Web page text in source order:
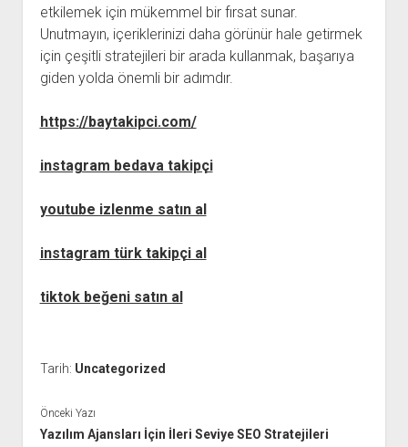
etkilemek için mükemmel bir fırsat sunar.
Unutmayın, içeriklerinizi daha görünür hale getirmek
için çeşitli stratejileri bir arada kullanmak, başarıya
giden yolda önemli bir adımdır.
https://baytakipci.com/
instagram bedava takipçi
youtube izlenme satın al
instagram türk takipçi al
tiktok beğeni satın al
Tarih: Uncategorized
Önceki Yazı
Yazılım Ajansları İçin İleri Seviye SEO Stratejileri